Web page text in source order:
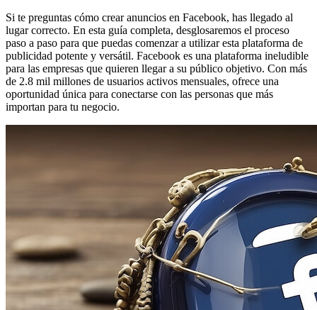
Si te preguntas cómo crear anuncios en Facebook, has llegado al
lugar correcto. En esta guía completa, desglosaremos el proceso
paso a paso para que puedas comenzar a utilizar esta plataforma de
publicidad potente y versátil. Facebook es una plataforma ineludible
para las empresas que quieren llegar a su público objetivo. Con más
de 2.8 mil millones de usuarios activos mensuales, ofrece una
oportunidad única para conectarse con las personas que más
importan para tu negocio.